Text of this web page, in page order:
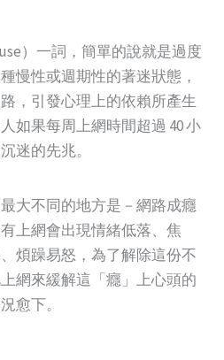
）一詞，簡單的說就是過度
慢性或週期性的著迷狀態，
，引發心理上的依賴所產生
如果每周上網時間超過 40 小
迷的先兆。
大不同的地方是－網路成癮
上網會出現情緒低落、焦
煩躁易怒，為了解除這份不
網來緩解這「癮」上心頭的
愈下。